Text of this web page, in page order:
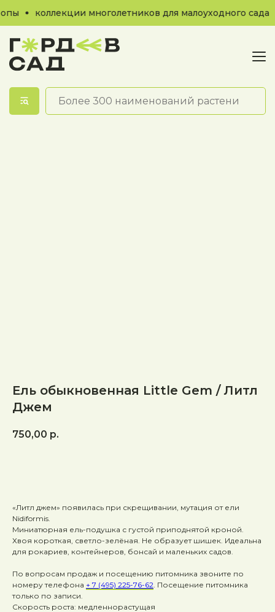
коллекции многолетников для малоуходного сада
Ель обыкновенная Little Gem / Литл
Джем
750,00 р.
«Литл джем» появилась при скрещивании, мутация от ели
Nidiformis.
Миниатюрная ель-подушка с густой приподнятой кроной.
Хвоя короткая, светло-зелёная. Не образует шишек. Идеальна
для рокариев, контейнеров, бонсай и маленьких садов.
По вопросам продаж и посещению питомника звоните по
номеру телефона + 7 (495) 225-76-62 . Посещение питомника
только по записи.
Скорость роста: медленнорастущая